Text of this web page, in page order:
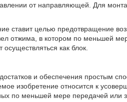
от направляющей. Для
ставит целью предотвращение
отжима, в котором по меньшей
как блок.
и обеспечения простым
изобретение относится к
по меньшей мере передачей или